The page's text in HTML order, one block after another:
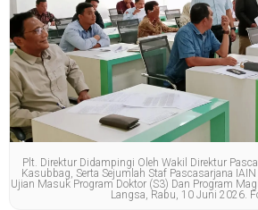
Plt. Direktur Didampingi Oleh Wakil Direktur
Kasubbag, Serta Sejumlah Staf Pascasarjana
Ujian Masuk Program Doktor (S3) Dan Program
Langsa, Rabu, 10 Juni 2026.